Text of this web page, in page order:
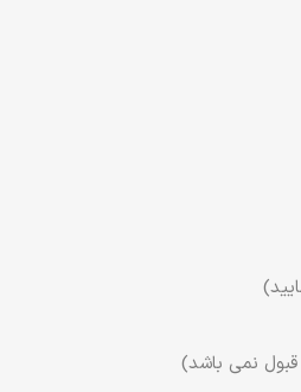
نمی باشد)